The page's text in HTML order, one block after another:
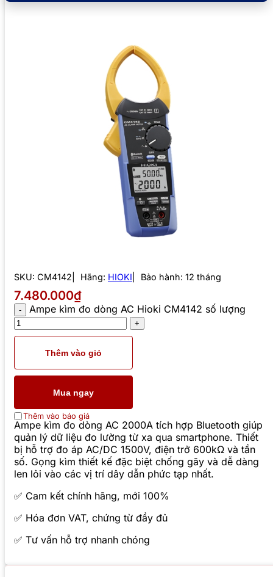
SKU: CM4142 Hãng: HIOKI Bảo hành: 12 tháng
7.480.000₫
Ampe kìm đo dòng AC Hioki CM4142 số lượng
Thêm vào giỏ
Mua ngay
Thêm vào báo giá
Ampe kìm đo dòng AC 2000A tích hợp Bluetooth giúp
quản lý dữ liệu đo lường từ xa qua smartphone. Thiết
bị hỗ trợ đo áp AC/DC 1500V, điện trở 600kΩ và tần
số. Gọng kìm thiết kế đặc biệt chống gãy và dễ dàng
len lỏi vào các vị trí dây dẫn phức tạp nhất.
✅ Cam kết chính hãng, mới 100%
✅ Hóa đơn VAT, chứng từ đầy đủ
✅ Tư vấn hỗ trợ nhanh chóng